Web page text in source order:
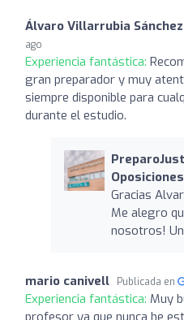
Álvaro Villarrubia Sánchez
ago
Experiencia fantástica:
gran preparador y muy
siempre disponible para
durante el estudio.
Oposiciones
Gracias
Me alegro
nosotros!
mario canivell Publicada en
Experiencia fantástica: Muy
profesor ya que nunca he